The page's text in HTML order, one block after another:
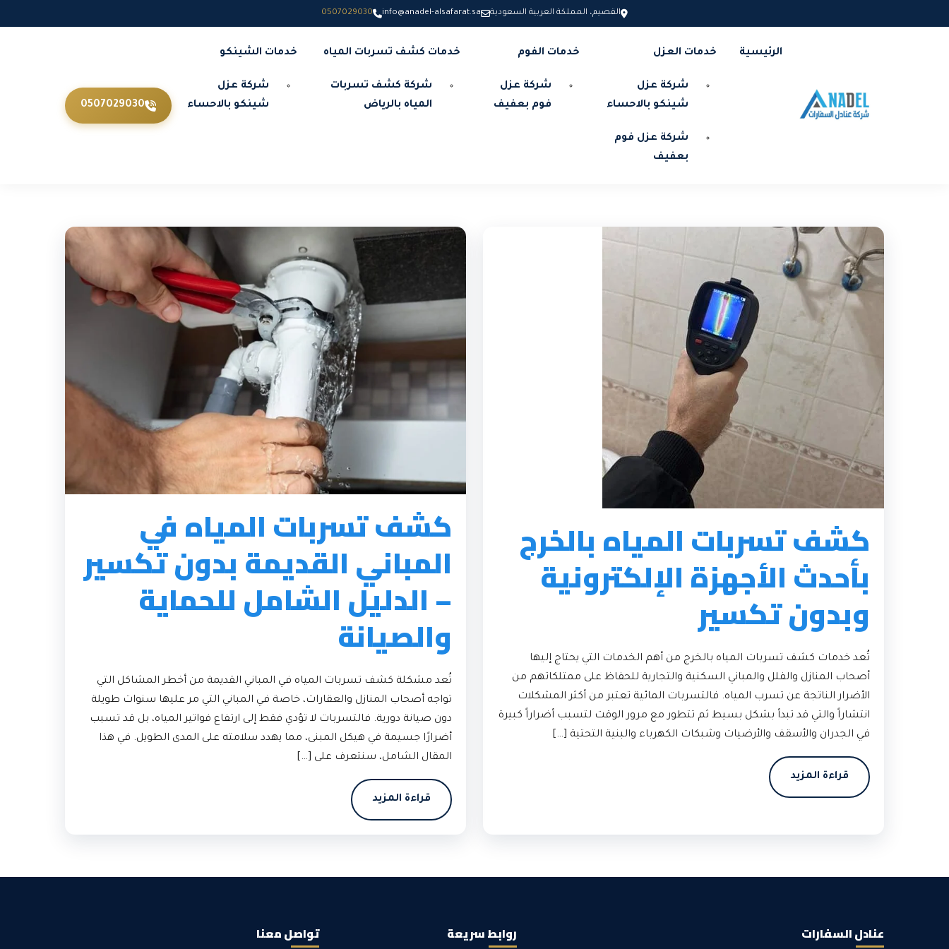
القصيم، المملكة العربية السعودية info@anadel-alsafarat.sa
0507029030
الرئيسية خدمات العزل
شركة عزل
شينكو بالاحساء
شركة عزل فوم
بعفيف
خدمات الفوم
شركة عزل
فوم بعفيف
خدمات كشف تسربات المياه
شركة كشف تسربات
المياه بالرياض
خدمات الشينكو
شركة عزل
شينكو بالاحساء
0507029030
كشف تسربات المياه بالخرج
بأحدث الأجهزة الإلكترونية
وبدون تكسير
تُعد خدمات كشف تسربات المياه بالخرج من أهم الخدمات التي يحتاج إليها
أصحاب المنازل والفلل والمباني السكنية والتجارية للحفاظ على ممتلكاتهم من
الأضرار الناتجة عن تسرب المياه. فالتسربات المائية تعتبر من أكثر المشكلات
انتشاراً والتي قد تبدأ بشكل بسيط ثم تتطور مع مرور الوقت لتسبب أضراراً كبيرة
في الجدران والأسقف والأرضيات وشبكات الكهرباء والبنية التحتية […]
قراءة المزيد
كشف تسربات المياه في
المباني القديمة بدون تكسير
– الدليل الشامل للحماية
والصيانة
تُعد مشكلة كشف تسربات المياه في المباني القديمة من أخطر المشاكل التي
تواجه أصحاب المنازل والعقارات، خاصة في المباني التي مر عليها سنوات طويلة
دون صيانة دورية. فالتسربات لا تؤدي فقط إلى ارتفاع فواتير المياه، بل قد تسبب
أضرارًا جسيمة في هيكل المبنى، مما يهدد سلامته على المدى الطويل. في هذا
المقال الشامل، سنتعرف على […]
قراءة المزيد
عنادل السفارات روابط سريعة تواصل معنا